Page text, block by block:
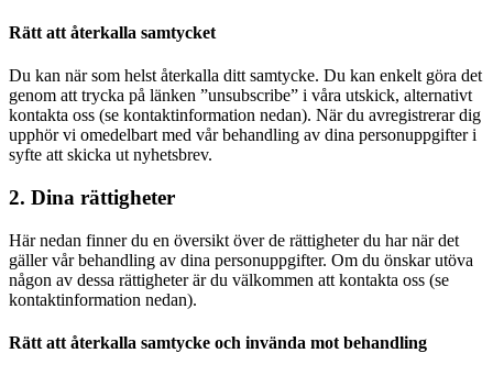
Rätt att återkalla samtycket
Du kan när som helst återkalla ditt samtycke. Du kan enkelt göra det
genom att trycka på länken ”unsubscribe” i våra utskick, alternativt
kontakta oss (se kontaktinformation nedan). När du avregistrerar dig
upphör vi omedelbart med vår behandling av dina personuppgifter i
syfte att skicka ut nyhetsbrev.
2. Dina rättigheter
Här nedan finner du en översikt över de rättigheter du har när det
gäller vår behandling av dina personuppgifter. Om du önskar utöva
någon av dessa rättigheter är du välkommen att kontakta oss (se
kontaktinformation nedan).
Rätt att återkalla samtycke och invända mot behandling